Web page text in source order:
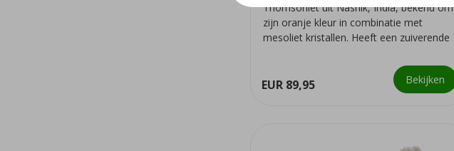
Thomsoniet uit Nashik, India, bekend om
zijn oranje kleur in combinatie met
mesoliet kristallen. Heeft een zuiverende
EUR 89,95 Bekijken